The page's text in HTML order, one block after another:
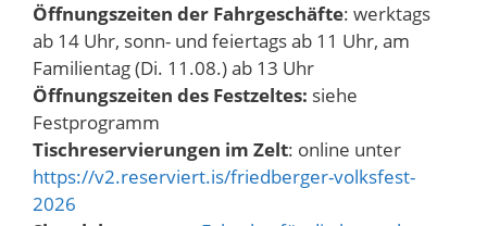
Öffnungszeiten der Fahrgeschäfte: werktags
ab 14 Uhr, sonn- und feiertags ab 11 Uhr, am
Familientag (Di. 11.08.) ab 13 Uhr
Öffnungszeiten des Festzeltes: siehe
Festprogramm
Tischreservierungen im Zelt: online unter
https://v2.reserviert.is/friedberger-volksfest-
2026